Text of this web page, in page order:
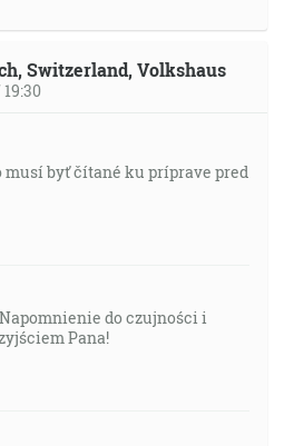
Switzerland, Volkshaus
musí byť čítané ku príprave pred
Napomnienie do czujności i
Pana!